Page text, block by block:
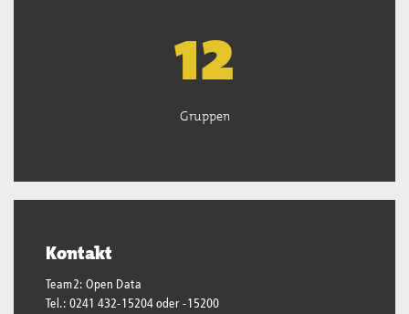
13
Gruppen
Kontakt
Team2: Open Data
Tel.: 0241 432-15204 oder -15200